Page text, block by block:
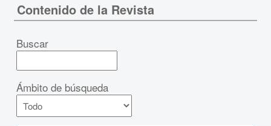
Contenido de la Revista
Buscar
Ámbito de búsqueda